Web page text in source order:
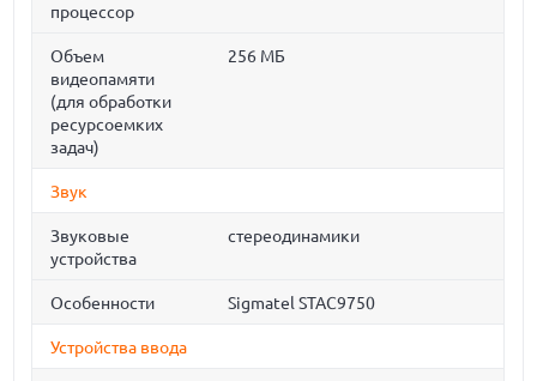
процессор
Объем
видеопамяти
(для обработки
ресурсоемких
задач)
256 МБ
Звук
Звуковые
устройства
стереодинамики
Особенности Sigmatel STAC9750
Устройства ввода